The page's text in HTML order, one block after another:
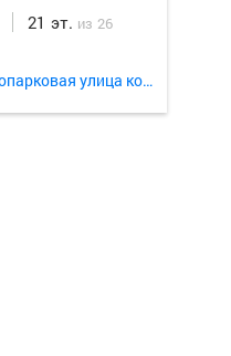
21 эт. из 26
Октябрьский, Лесопарковая улица корп. 3